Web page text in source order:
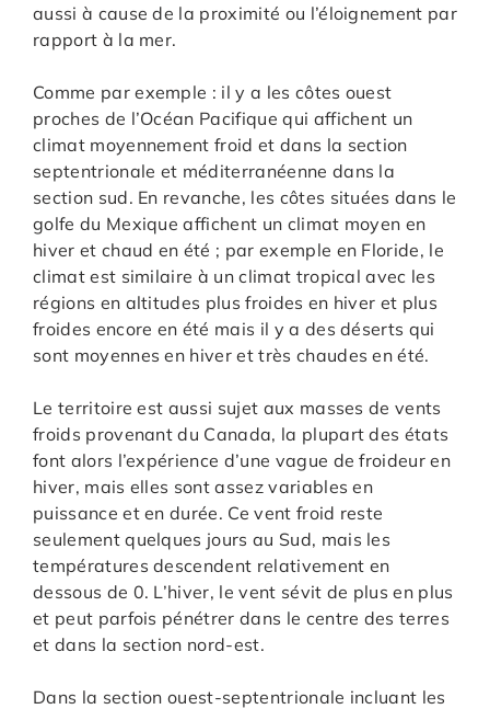
aussi à cause de la proximité ou l’éloignement par
rapport à la mer.
Comme par exemple : il y a les côtes ouest
proches de l’Océan Pacifique qui affichent un
climat moyennement froid et dans la section
septentrionale et méditerranéenne dans la
section sud. En revanche, les côtes situées dans le
golfe du Mexique affichent un climat moyen en
hiver et chaud en été ; par exemple en Floride, le
climat est similaire à un climat tropical avec les
régions en altitudes plus froides en hiver et plus
froides encore en été mais il y a des déserts qui
sont moyennes en hiver et très chaudes en été.
Le territoire est aussi sujet aux masses de vents
froids provenant du Canada, la plupart des états
font alors l’expérience d’une vague de froideur en
hiver, mais elles sont assez variables en
puissance et en durée. Ce vent froid reste
seulement quelques jours au Sud, mais les
températures descendent relativement en
dessous de 0. L’hiver, le vent sévit de plus en plus
et peut parfois pénétrer dans le centre des terres
et dans la section nord-est.
Dans la section ouest-septentrionale incluant les